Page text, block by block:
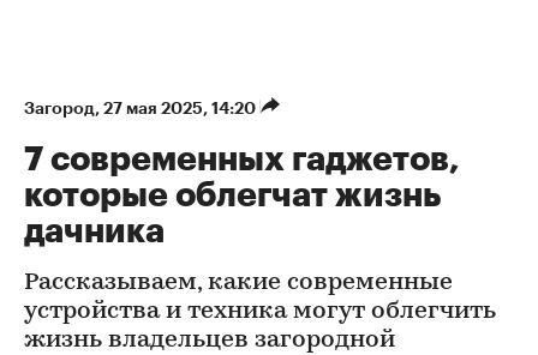
Загород⁠, 27 мая 2025, 14:20
7 современных гаджетов,
которые облегчат жизнь
дачника
Рассказываем, какие современные
устройства и техника могут облегчить
жизнь владельцев загородной